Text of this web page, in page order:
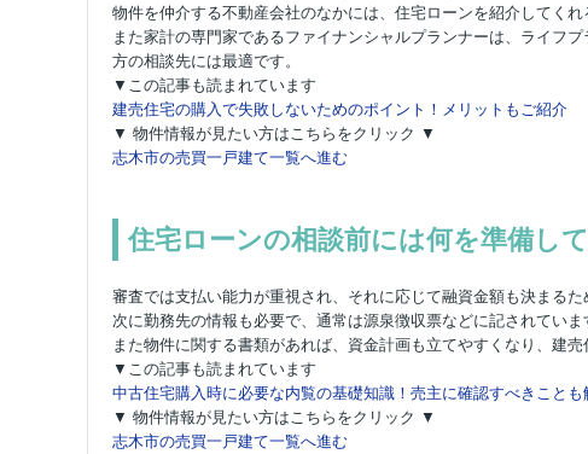
物件を仲介する不動産会社のなかには、住宅ローンを紹介してく
また家計の専門家であるファイナンシャルプランナーは、ライフ
方の相談先には最適です。
▼この記事も読まれています
建売住宅の購入で失敗しないためのポイント！メリットもご紹介
▼ 物件情報が見たい方はこちらをクリック ▼
志木市の売買一戸建て一覧へ進む
住宅ローンの相談前には何を準備し
審査では支払い能力が重視され、それに応じて融資金額も決まる
次に勤務先の情報も必要で、通常は源泉徴収票などに記されてい
また物件に関する書類があれば、資金計画も立てやすくなり、建
▼この記事も読まれています
中古住宅購入時に必要な内覧の基礎知識！売主に確認すべきことも
▼ 物件情報が見たい方はこちらをクリック ▼
志木市の売買一戸建て一覧へ進む